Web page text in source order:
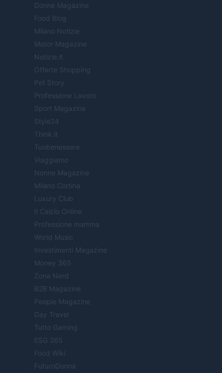
Donne Magazine
Food Blog
Milano Notizie
Motor Magazine
Notizie.it
Offerte Shopping
Pet Story
Professione Lavoro
Sport Magazine
Style24
Think.it
Tuobenessere
Viaggiamo
Nonne Magazine
Milano Cortina
Luxury Club
Il Calcio Online
Professione mamma
World Music
Investimenti Magazine
Money 365
Zona Nerd
B2B Magazine
People Magazine
Day Travel
Tutto Gaming
ESG 365
Food Wiki
FuturoDonna